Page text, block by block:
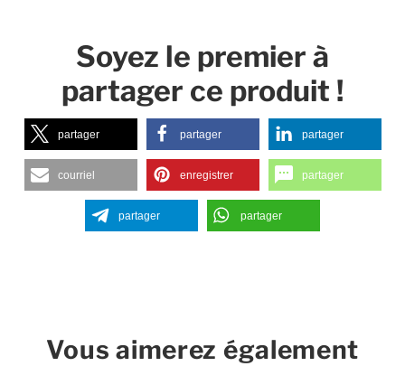
Soyez le premier à
partager ce produit !
partager partager partager
courriel enregistrer partager
partager partager
Vous aimerez également